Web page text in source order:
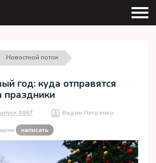
Новостной поток
год: куда отправятся
праздники
#097 Вадим Петренко
написать